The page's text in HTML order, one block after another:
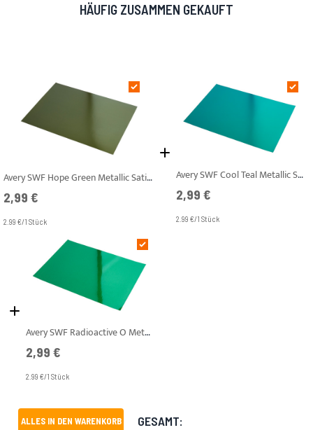
HÄUFIG ZUSAMMEN GEKAUFT
Avery SWF Hope Green Metallic Satin A4 Muster
2,99 €
2.99 €/1 Stück
Avery SWF Cool Teal Metallic Satin A4 Muster
2,99 €
2.99 €/1 Stück
Avery SWF Radioactive O Metallic Gloss A4 Muster
2,99 €
2.99 €/1 Stück
ALLES IN DEN WARENKORB GESAMT: